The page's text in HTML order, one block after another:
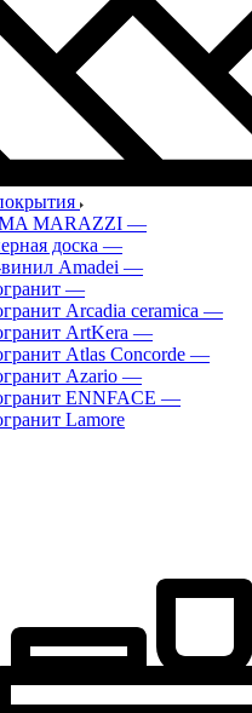
MARAZZI —
доска —
Amadei —
—
Arcadia ceramica —
ArtKera —
Atlas Concorde —
Azario —
ENNFACE —
Lamore